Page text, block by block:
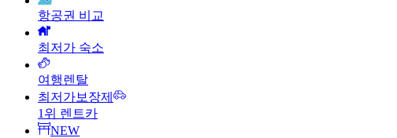
항공권 비교
최저가 숙소
여행렌탈
최저가보장제
1위 렌트카
NEW